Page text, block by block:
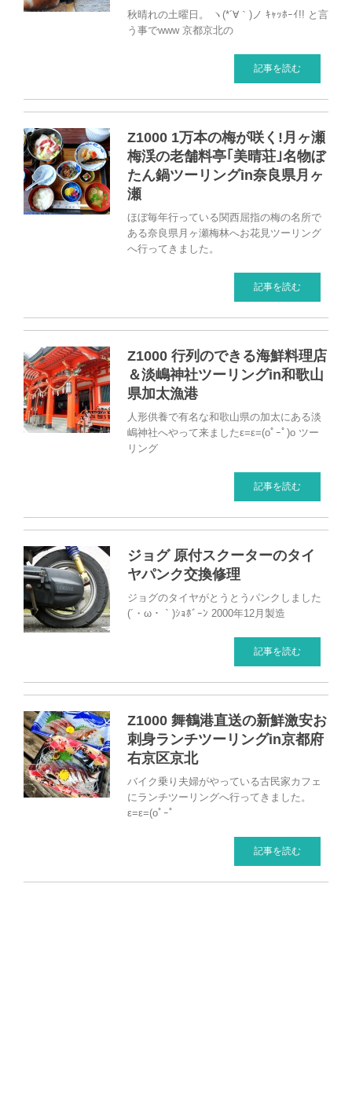
秋晴れの土曜日。 ヽ(*´∀｀)ノ ｷｬｯﾎｰｲ!! と言
う事でwww 京都京北の
記事を読む
Z1000 1万本の梅が咲く!月ヶ瀬
梅渓の老舗料亭｢美晴荘｣名物ぼ
たん鍋ツーリングin奈良県月ヶ
瀬
ほぼ毎年行っている関西屈指の梅の名所で
ある奈良県月ヶ瀬梅林へお花見ツーリング
へ行ってきました。
記事を読む
Z1000 行列のできる海鮮料理店
＆淡嶋神社ツーリングin和歌山
県加太漁港
人形供養で有名な和歌山県の加太にある淡
嶋神社へやって来ましたε=ε=(oﾟｰﾟ)o ツー
リング
記事を読む
ジョグ 原付スクーターのタイ
ヤパンク交換修理
ジョグのタイヤがとうとうパンクしました
(´・ω・｀)ｼｮﾎﾞｰﾝ 2000年12月製造
記事を読む
Z1000 舞鶴港直送の新鮮激安お
刺身ランチツーリングin京都府
右京区京北
バイク乗り夫婦がやっている古民家カフェ
にランチツーリングへ行ってきました。
ε=ε=(oﾟｰﾟ
記事を読む